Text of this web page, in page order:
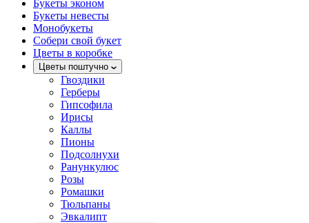
Букеты эконом
Букеты невесты
Монобукеты
Собери свой букет
Цветы в коробке
Цветы поштучно
Гвоздики
Герберы
Гипсофила
Ирисы
Каллы
Пионы
Подсолнухи
Ранункулюс
Розы
Ромашки
Тюльпаны
Эвкалипт